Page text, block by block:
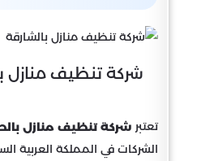
شركة تنظيف منازل
تعتبر شركة تنظيف منازل
الشركات في المملكة العربية